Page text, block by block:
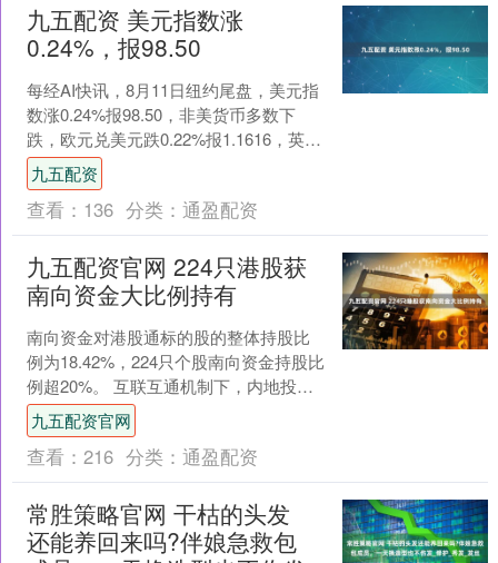
九五配资 美元指数涨
0.24%，报98.50
每经AI快讯，8月11日纽约尾盘，美元指
数涨0.24%报98.50，非美货币多数下
跌，欧元兑美元跌0.22%报1.1616，英镑
兑美元跌0.12%报1.3432....
九五配资
查看： 136 分类： 通盈配资
九五配资官网 224只港股获
南向资金大比例持有
南向资金对港股通标的股的整体持股比
例为18.42%，224只个股南向资金持股比
例超20%。 互联互通机制下，内地投资
者成为港股市场的重要参与者。证券时
报数据宝统....
九五配资官网
查看： 216 分类： 通盈配资
常胜策略官网 干枯的头发
还能养回来吗?伴娘急救包